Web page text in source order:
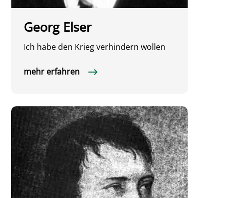
Georg Elser
Ich habe den Krieg verhindern wollen
mehr erfahren